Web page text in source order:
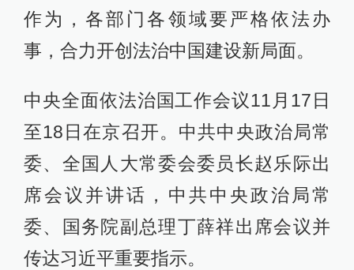
作为，各部门各领域要严格依法办
事，合力开创法治中国建设新局面。
中央全面依法治国工作会议11月17日
至18日在京召开。中共中央政治局常
委、全国人大常委会委员长赵乐际出
席会议并讲话，中共中央政治局常
委、国务院副总理丁薛祥出席会议并
传达习近平重要指示。